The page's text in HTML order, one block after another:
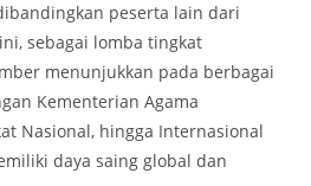
peserta lain dari
sebagai lomba tingkat
menunjukkan pada berbagai
Kementerian Agama
Nasional, hingga Internasional
daya saing global dan